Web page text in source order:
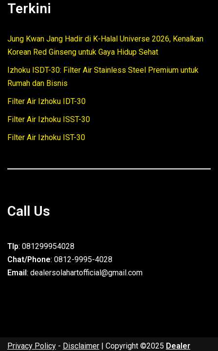
Terkini
Jung Kwan Jang Hadir di K-Halal Universe 2026, Kenalkan
Korean Red Ginseng untuk Gaya Hidup Sehat
Izhoku ISDT-30: Filter Air Stainless Steel Premium untuk
Rumah dan Bisnis
Filter Air Izhoku IDT-30
Filter Air Izhoku ISST-30
Filter Air Izhoku IST-30
Call Us
Tlp: 081299954028
Chat/Phone: 0812-9995-4028
Email : dealersolahartofficial@gmail.com
Privacy Policy - Disclaimer | Copyright ©2025 Dealer